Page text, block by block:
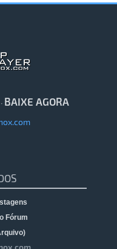
· BAIXE AGORA
Fórum